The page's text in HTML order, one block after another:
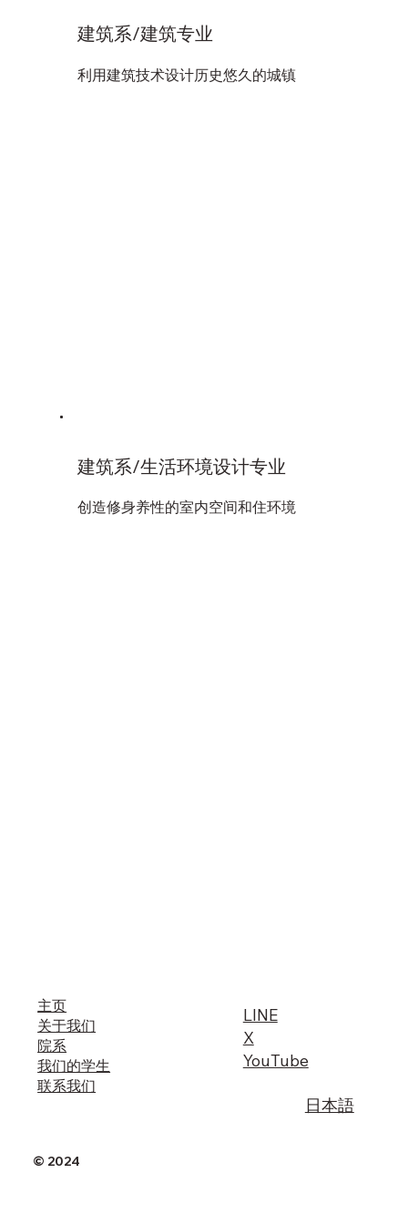
建筑系/建筑专业
利用建筑技术设计历史悠久的城镇
建筑系/生活环境设计专业
创造修身养性的室内空间和住环境
© 2024
日本語
主页
关于我们
​院系
我们的学生
联系我们
LINE
X
YouTube